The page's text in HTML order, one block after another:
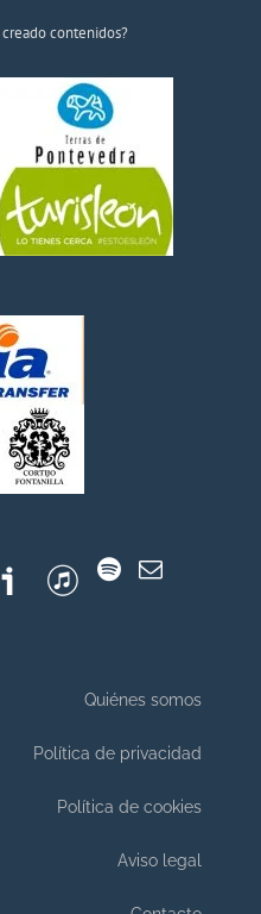
contenidos?
Quiénes somos
Política de privacidad
Política de cookies
Aviso legal